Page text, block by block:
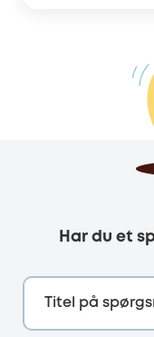
Har du et
Titel på